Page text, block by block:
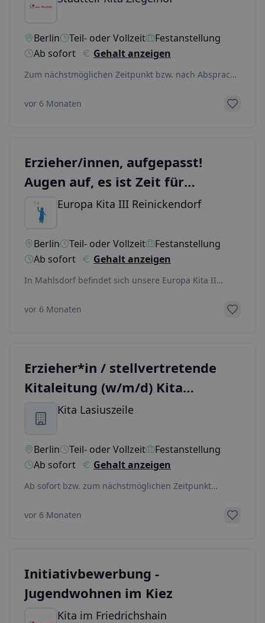
Berlin Teil- oder Vollzeit
Festanstellung
Ab sofort
Gehalt anzeigen
Zum nächstmöglichen Zeitpunkt bzw. nach Absprache
vor 6 Monaten
Erzieher/innen, aufgepasst!
Augen auf, es ist Zeit für
Veränderungen...
Europa Kita III Reinickendorf
Berlin Teil- oder Vollzeit
Festanstellung
Ab sofort
Gehalt anzeigen
In Mahlsdorf befindet sich unsere Europa Kita II
vor 6 Monaten
Erzieher*in / stellvertretende
Kitaleitung (w/m/d) Kita
SpandauKita Lasiuszeile
Berlin Teil- oder Vollzeit
Festanstellung
Ab sofort
Gehalt anzeigen
Ab sofort bzw. zum nächstmöglichen Zeitpunkt
vor 6 Monaten
Initiativbewerbung -
Jugendwohnen im Kiez
Kita im Friedrichshain